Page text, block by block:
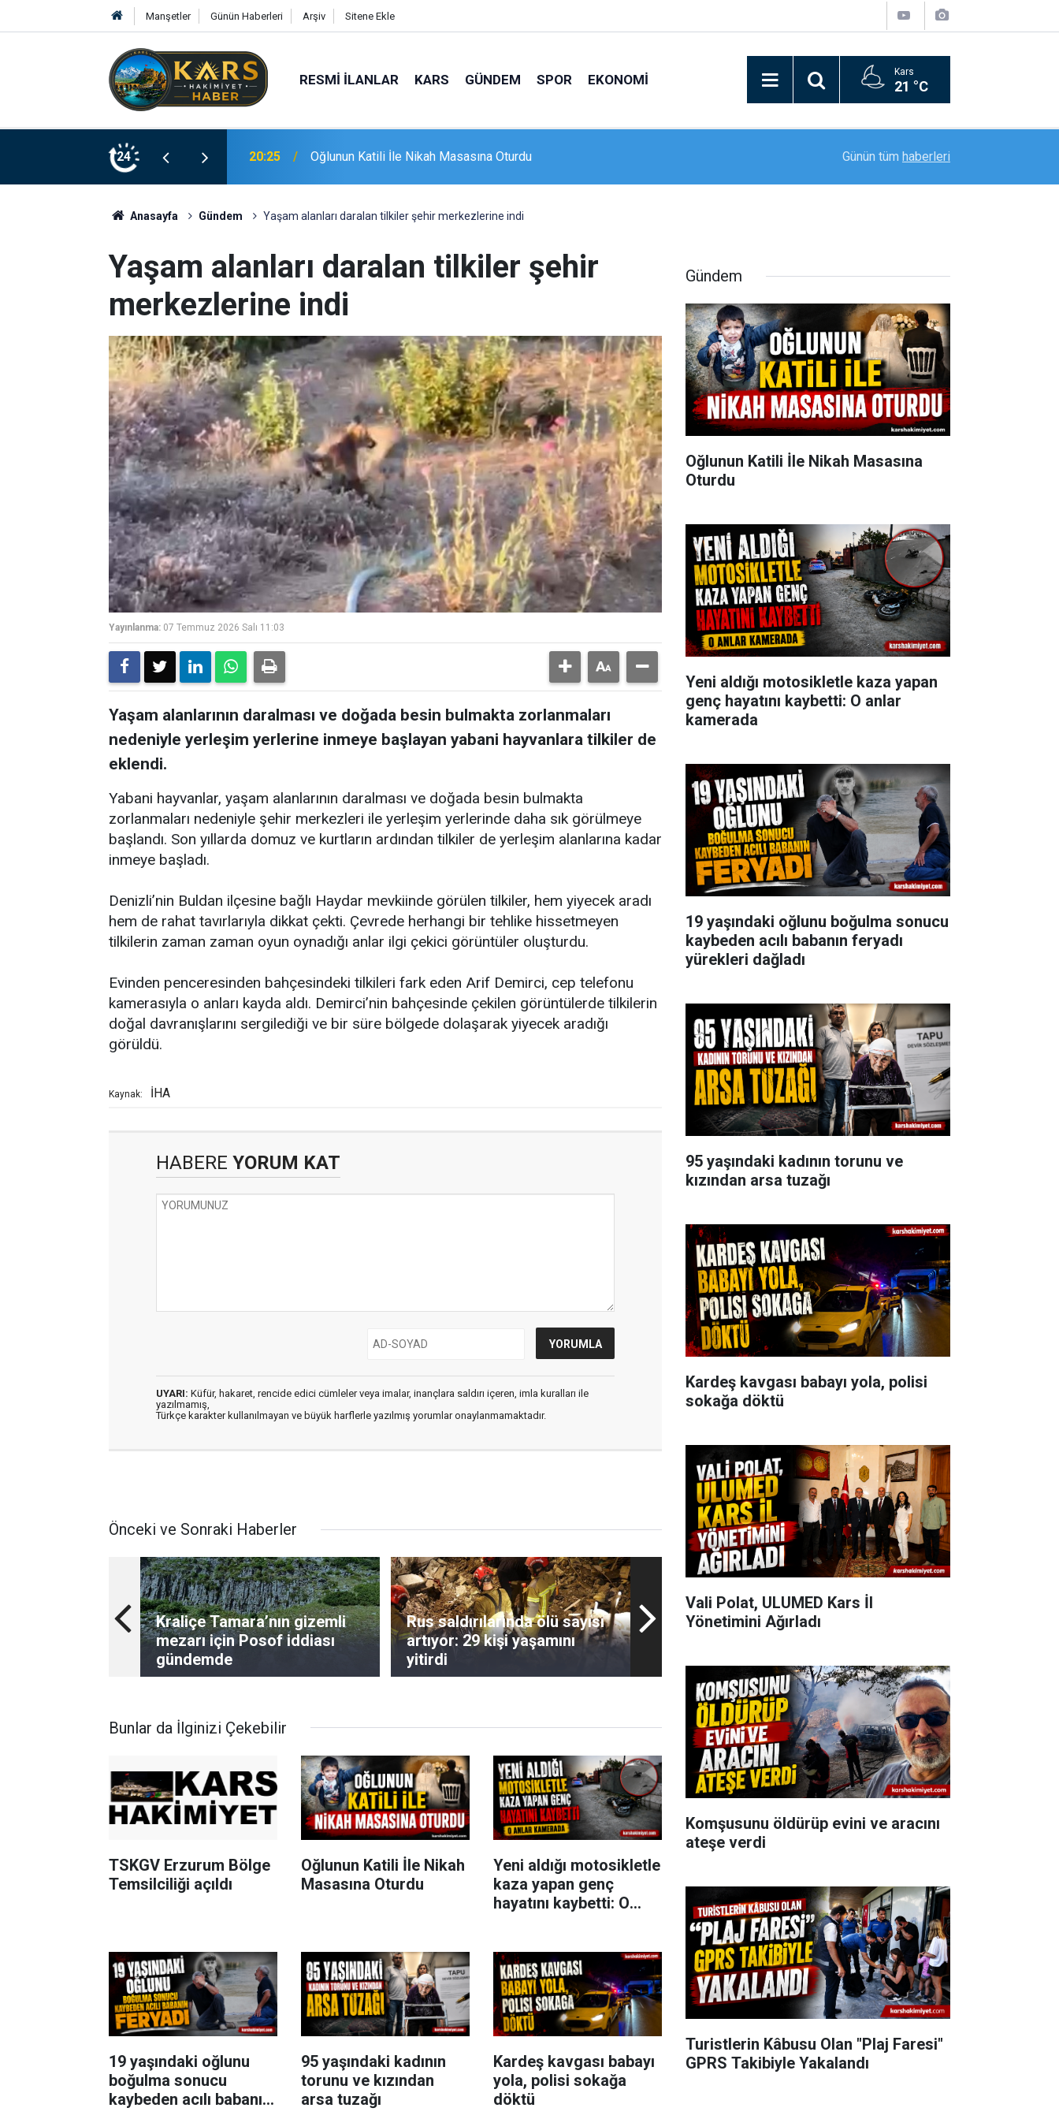
Manşetler Günün Haberleri Arşiv Sitene Ekle
RESMI İLANLAR KARS GÜNDEM SPOR EKONOMI Kars
21 °C
24 20:19 Yeni aldığı motosikletle kaza yapan genç hayatını kaybetti: O anlar kamerada Günün tüm haberleri
Anasayfa Gündem Yaşam alanları daralan tilkiler şehir merkezlerine indi
Yaşam alanları daralan tilkiler şehir
merkezlerine indi
Yayınlanma: 07 Temmuz 2026 Salı 11:03
Yaşam alanlarının daralması ve doğada besin bulmakta zorlanmaları
nedeniyle yerleşim yerlerine inmeye başlayan yabani hayvanlara tilkiler de
eklendi.
Yabani hayvanlar, yaşam alanlarının daralması ve doğada besin bulmakta
zorlanmaları nedeniyle şehir merkezleri ile yerleşim yerlerinde daha sık görülmeye
başlandı. Son yıllarda domuz ve kurtların ardından tilkiler de yerleşim alanlarına kadar
inmeye başladı.
Denizli’nin Buldan ilçesine bağlı Haydar mevkiinde görülen tilkiler, hem yiyecek aradı
hem de rahat tavırlarıyla dikkat çekti. Çevrede herhangi bir tehlike hissetmeyen
tilkilerin zaman zaman oyun oynadığı anlar ilgi çekici görüntüler oluşturdu.
Evinden penceresinden bahçesindeki tilkileri fark eden Arif Demirci, cep telefonu
kamerasıyla o anları kayda aldı. Demirci’nin bahçesinde çekilen görüntülerde tilkilerin
doğal davranışlarını sergilediği ve bir süre bölgede dolaşarak yiyecek aradığı
görüldü.
Kaynak: İHA
HABERE YORUM KAT
UYARI: Küfür, hakaret, rencide edici cümleler veya imalar, inançlara saldırı içeren, imla kuralları ile
yazılmamış,
Türkçe karakter kullanılmayan ve büyük harflerle yazılmış yorumlar onaylanmamaktadır.
Önceki ve Sonraki Haberler
Kraliçe Tamara’nın gizemli
mezarı için Posof iddiası
gündemde
Rus saldırılarında ölü sayısı
artıyor: 29 kişi yaşamını
yitirdi
Bunlar da İlginizi Çekebilir
TSKGV Erzurum Bölge
Temsilciliği açıldı
Oğlunun Katili İle Nikah
Masasına Oturdu
Yeni aldığı motosikletle
kaza yapan genç
hayatını kaybetti: O
19 yaşındaki oğlunu
boğulma sonucu
kaybeden acılı babanın
95 yaşındaki kadının
torunu ve kızından
arsa tuzağı
Kardeş kavgası babayı
yola, polisi sokağa
döktü
Gündem
Oğlunun Katili İle Nikah Masasına
Oturdu
Yeni aldığı motosikletle kaza yapan
genç hayatını kaybetti: O anlar
kamerada
19 yaşındaki oğlunu boğulma sonucu
kaybeden acılı babanın feryadı
yürekleri dağladı
95 yaşındaki kadının torunu ve
kızından arsa tuzağı
Kardeş kavgası babayı yola, polisi
sokağa döktü
Vali Polat, ULUMED Kars İl
Yönetimini Ağırladı
Komşusunu öldürüp evini ve aracını
ateşe verdi
Turistlerin Kâbusu Olan "Plaj Faresi"
GPRS Takibiyle Yakalandı